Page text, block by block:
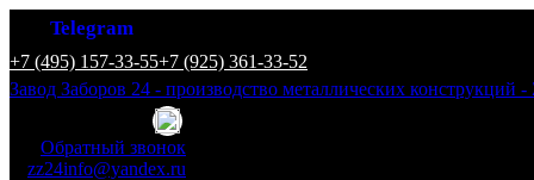
+7 (495) 157-33-55+7 (925) 361-33-52
Завод Заборов 24 - производство металлических конструкций -
Telegram
Обратный звонок
zz24info@yandex.ru